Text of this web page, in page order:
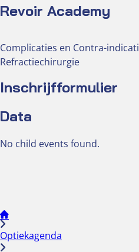
Revoir Academy
Complicaties en Contra-
Refractiechirurgie
Inschrijfformulier
Data
No child events found.
Optiekagenda